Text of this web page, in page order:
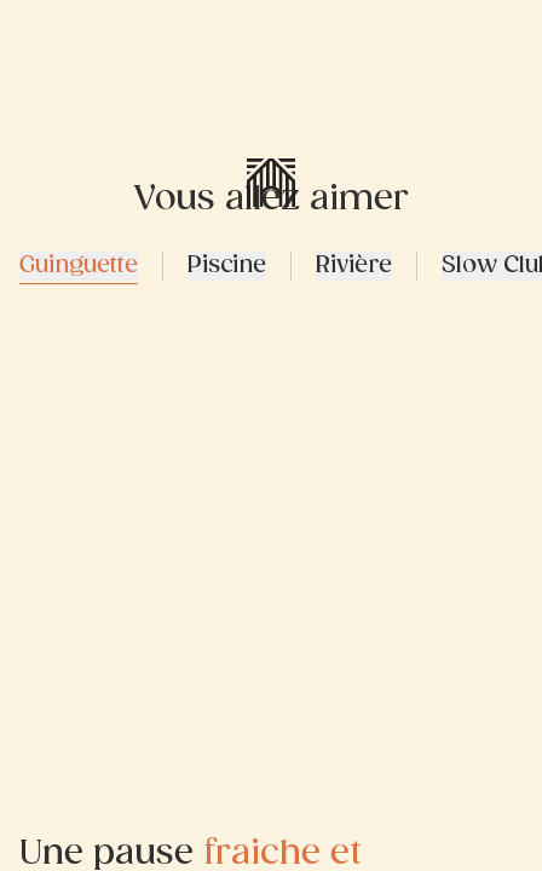
Vous allez aimer
Guinguette Piscine Rivière Slow
Une pause fraiche et